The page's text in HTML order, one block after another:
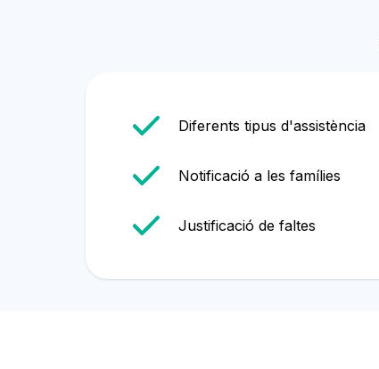
Diferents tipus d'assistència
Notificació a les famílies
Justificació de faltes